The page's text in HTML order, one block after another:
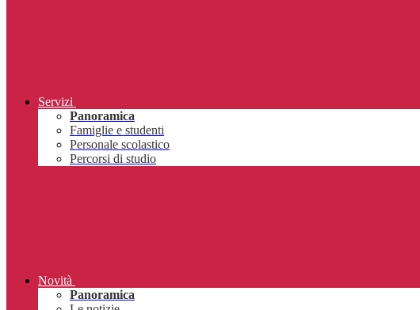
Servizi
Panoramica
Famiglie e studenti
Personale scolastico
Percorsi di studio
Novità
Panoramica